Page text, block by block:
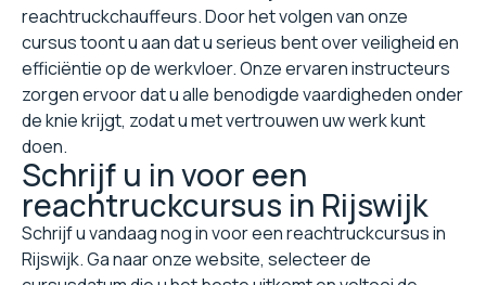
reachtruckchauffeurs. Door het volgen van onze
cursus toont u aan dat u serieus bent over veiligheid en
efficiëntie op de werkvloer. Onze ervaren instructeurs
zorgen ervoor dat u alle benodigde vaardigheden onder
de knie krijgt, zodat u met vertrouwen uw werk kunt
doen.
Schrijf u in voor een
reachtruckcursus in Rijswijk
Schrijf u vandaag nog in voor een reachtruckcursus in
Rijswijk. Ga naar onze website, selecteer de